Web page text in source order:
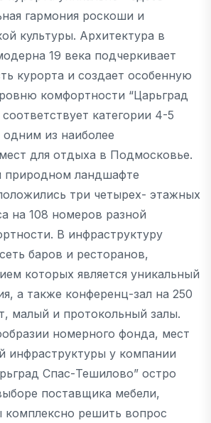
гармония роскоши и
культуры. Архитектура в
19 века подчеркивает
курорта и создает особенную
комфортности “Царьград
категории 4-5
одним из наиболее
для отдыха в Подмосковье.
природном ландшафте
три четырех- этажных
на 108 номеров разной
В инфраструктуру
баров и ресторанов,
которых является уникальный
а также конференц-зал на 250
малый и протокольный залы.
номерного фонда, мест
инфраструктуры у компании
Спас-Тешилово” остро
поставщика мебели,
комплексно решить вопрос